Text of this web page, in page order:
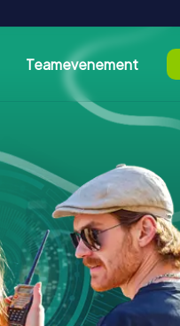
Teamevenement